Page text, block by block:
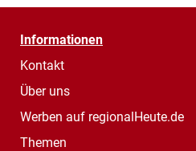
Informationen
Kontakt
Über uns
Werben auf regionalHeute.de
Themen